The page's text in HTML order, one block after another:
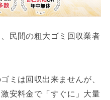
民間の粗大ゴミ回収業者
ミは回収出来ませんが、
安料金で「すぐに」大量